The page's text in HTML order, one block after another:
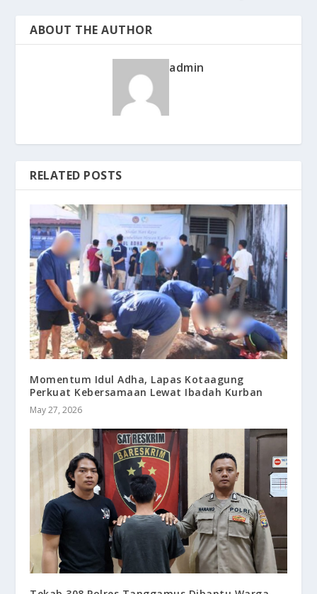
ABOUT THE AUTHOR
admin
RELATED POSTS
Momentum Idul Adha, Lapas Kotaagung
Perkuat Kebersamaan Lewat Ibadah Kurban
May 27, 2026